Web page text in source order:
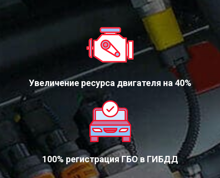
Увеличение ресурса двигателя на 40%
100% регистрация ГБО в ГИБДД